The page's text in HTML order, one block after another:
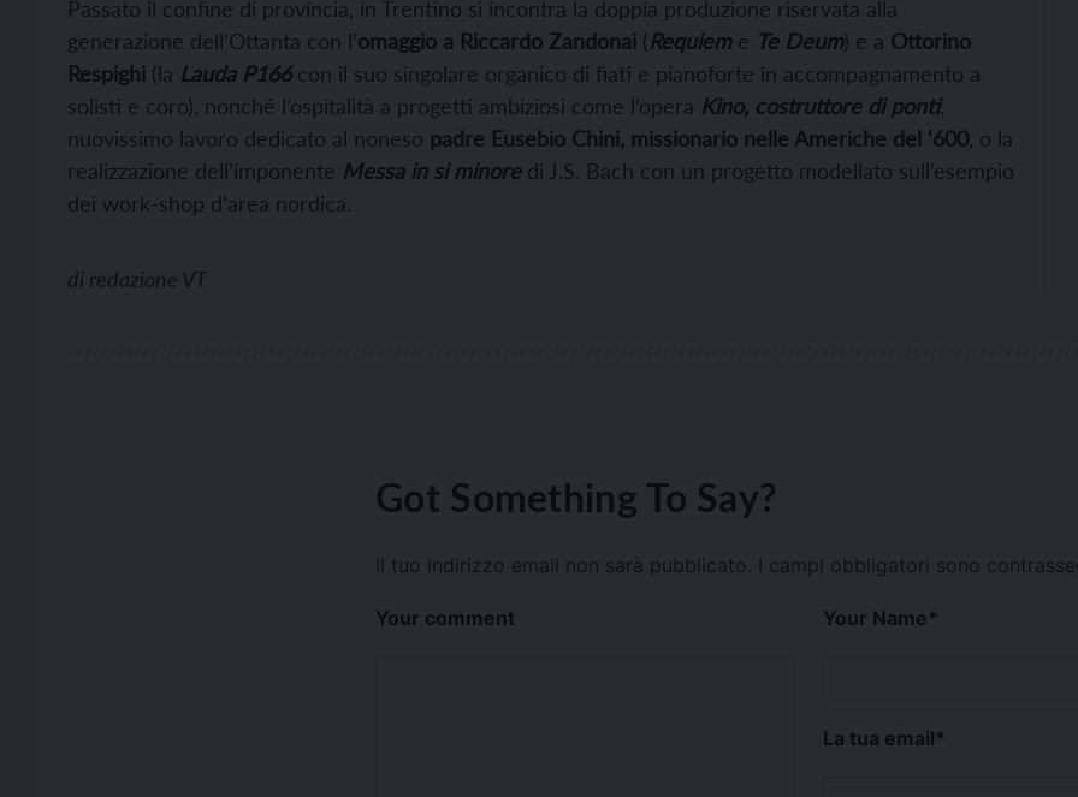
Passato il confine di provincia, in Trentino si incontra la doppia produzione riservata alla
generazione dell’Ottanta con l’omaggio a Riccardo Zandonai (Requieme Te Deum) e a Ottorino
Respighi (la Lauda P166 con il suo singolare organico di fiati e pianoforte in accompagnamento a
solisti e coro), nonché l’ospitalità a progetti ambiziosi come l’opera Kino, costruttore di ponti,
nuovissimo lavoro dedicato al noneso padre Eusebio Chini, missionario nelle Americhe del ‘600 , o la
realizzazione dell’imponente Messa in si minoredi J.S. Bach con un progetto modellato sull’esempio
dei work-shop d’area nordica.
di redazione VT
Got Something To Say?
Il tuo indirizzo email non sarà pubblicato. I campi obbligatori sono
Your comment Your Name*
La tua email*